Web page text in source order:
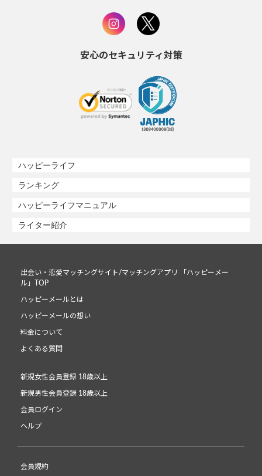
安心のセキュリティ対策
ハッピーライフ
ランキング
ハッピーライフマニュアル
ライター紹介
出会い・恋愛マッチングサイト/マッチングアプリ 「ハッピーメー
ル」TOP
ハッピーメールとは
ハッピーメールの想い
料金について
よくある質問
新規女性会員登録 18歳以上
新規男性会員登録 18歳以上
会員ログイン
ヘルプ
会員規約